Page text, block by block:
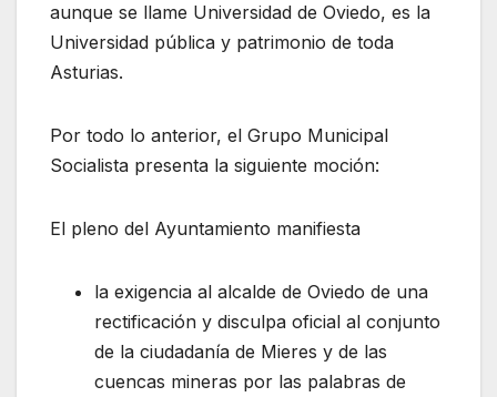
aunque se llame Universidad de Oviedo, es la
Universidad pública y patrimonio de toda
Asturias.
Por todo lo anterior, el Grupo Municipal
Socialista presenta la siguiente moción:
El pleno del Ayuntamiento manifiesta
la exigencia al alcalde de Oviedo de una
rectificación y disculpa oficial al conjunto
de la ciudadanía de Mieres y de las
cuencas mineras por las palabras de